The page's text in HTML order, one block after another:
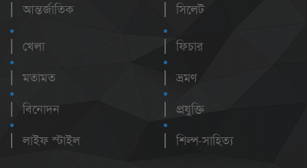
আন্তর্জাতিক
সিলেট
খেলা
মতামত
বিনোদন
লাইফ স্টাইল
ফিচার
ভ্রমণ
প্রযুক্তি
শিল্প-সাহিত্য